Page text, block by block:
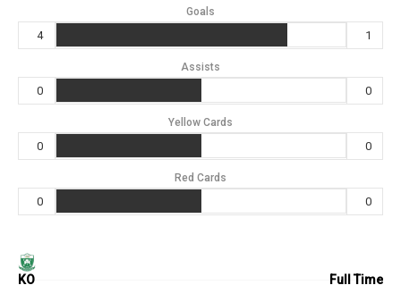
Goals
4 1
Assists
0 0
Yellow Cards
0 0
Red Cards
0 0
KO Full Time